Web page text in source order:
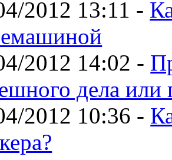
2012 13:11 -
2012 14:02 -
дела или
2012 10:36 -